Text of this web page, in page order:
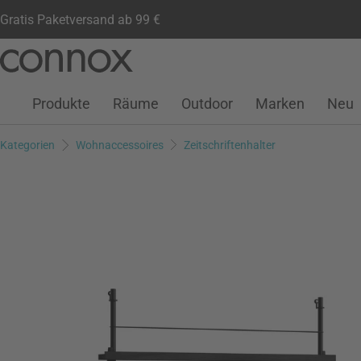
Gratis Paketversand ab 99 €
Seiteninhalt
Suchfeld
Kundenkonto
Wunschliste
Warenkorb
Produkte Räume Outdoor Marken Neu
Kategorien Wohnaccessoires Zeitschriftenhalter